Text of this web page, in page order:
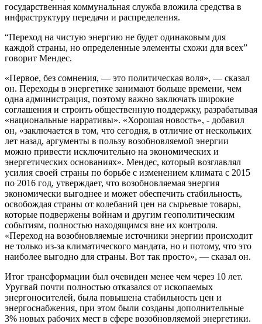
государственная коммунальная служба вложила средства в
инфраструктуру передачи и распределения.
“Переход на чистую энергию не будет одинаковым для
каждой страны, но определенные элементы схожи для всех”
говорит Мендес.
«Первое, без сомнения, — это политическая воля», — сказал
он. Переходы в энергетике занимают больше времени, чем
одна администрация, поэтому важно заключать широкие
соглашения и строить общественную поддержку, разрабатывая
«национальные нарративы». «Хорошая новость», - добавил
он, «заключается в том, что сегодня, в отличие от нескольких
лет назад, аргументы в пользу возобновляемой энергии
можно привести исключительно на экономических и
энергетических основаниях». Мендес, который возглавлял
усилия своей страны по борьбе с изменением климата с 2015
по 2016 год, утверждает, что возобновляемая энергия
экономически выгоднее и может обеспечить стабильность,
освобождая страны от колебаний цен на сырьевые товары,
которые подвержены войнам и другим геополитическим
событиям, полностью находящимся вне их контроля.
«Переход на возобновляемые источники энергии происходит
не только из-за климатического мандата, но и потому, что это
наиболее выгодно для страны. Вот так просто», — сказал он.
Итог трансформации был очевиден менее чем через 10 лет.
Уругвай почти полностью отказался от ископаемых
энергоносителей, была повышена стабильность цен и
энергоснабжения, при этом были созданы дополнительные
3% новых рабочих мест в сфере возобновляемой энергетики.